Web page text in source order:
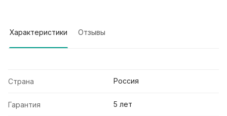
Характеристики Отзывы
Страна Россия
Гарантия 5 лет